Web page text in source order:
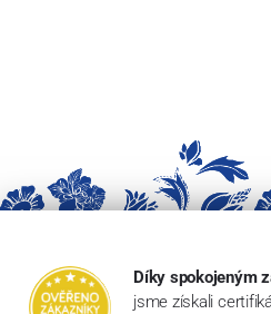
Díky spokojeným
jsme získali